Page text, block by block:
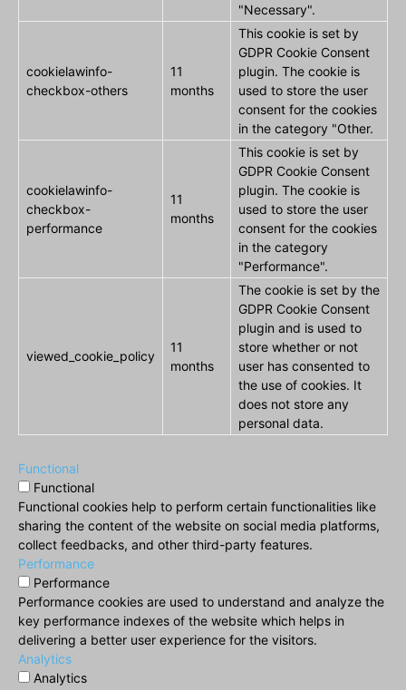
"Necessary".
cookielawinfo-
checkbox-others
11
months
This cookie is set by
GDPR Cookie Consent
plugin. The cookie is
used to store the user
consent for the cookies
in the category "Other.
cookielawinfo-
checkbox-
performance
11
months
This cookie is set by
GDPR Cookie Consent
plugin. The cookie is
used to store the user
consent for the cookies
in the category
"Performance".
viewed_cookie_policy
11
months
The cookie is set by the
GDPR Cookie Consent
plugin and is used to
store whether or not
user has consented to
the use of cookies. It
does not store any
personal data.
Functional
Functional
Functional cookies help to perform certain functionalities like
sharing the content of the website on social media platforms,
collect feedbacks, and other third-party features.
Performance
Performance
Performance cookies are used to understand and analyze the
key performance indexes of the website which helps in
delivering a better user experience for the visitors.
Analytics
Analytics